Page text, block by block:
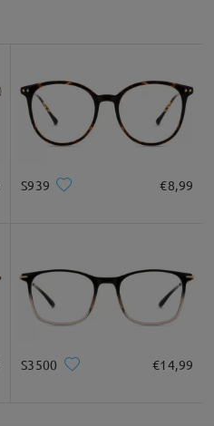
S939 €8,99
S3500 €14,99